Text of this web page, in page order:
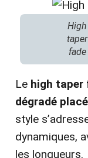
High
taper
fade
Le high taper
dégradé
style
dynamiques,
les longueurs.